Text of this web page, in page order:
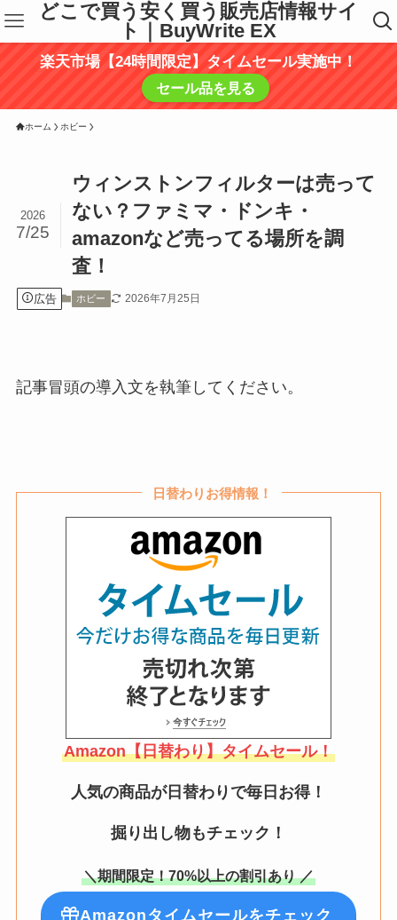
どこで買う安く買う販売店情報サイ
ト｜BuyWrite EX
楽天市場【24時間限定】タイムセール実施中！
セール品を見る
ホーム ホビー
ウィンストンフィルターは売って
ない？ファミマ・ドンキ・
amazonなど売ってる場所を調
査！
2026
7/25
広告 ホビー 2026年7月25日
記事冒頭の導入文を執筆してください。
日替わりお得情報！
Amazon【日替わり】タイムセール！
人気の商品が日替わりで毎日お得！
掘り出し物もチェック！
＼期間限定！70%以上の割引あり ／
Amazonタイムセールをチェック